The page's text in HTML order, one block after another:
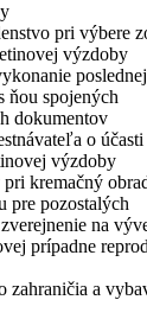
pri výbere
výzdoby
ňou spojených
dokumentov
o
výzdoby
kremačný
pre pozostalých
na
prípadne
zahraničia a